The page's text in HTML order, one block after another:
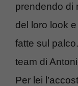
prendendo di
del loro look
fatte sul
team di
Per lei